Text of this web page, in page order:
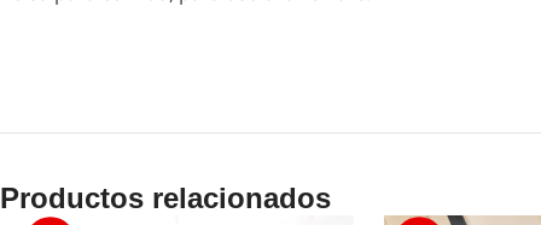
Productos relacionados